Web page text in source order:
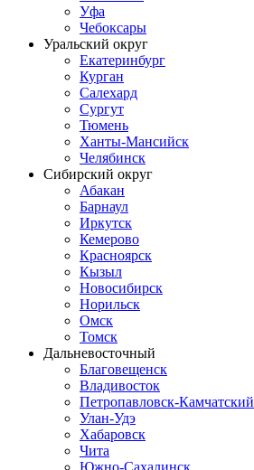
Уфа
Чебоксары
Уральский округ
Екатеринбург
Курган
Салехард
Сургут
Тюмень
Ханты-Мансийск
Челябинск
Сибирский округ
Абакан
Барнаул
Иркутск
Кемерово
Красноярск
Кызыл
Новосибирск
Норильск
Омск
Томск
Дальневосточный
Благовещенск
Владивосток
Петропавловск-Камчатский
Улан-Удэ
Хабаровск
Чита